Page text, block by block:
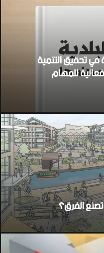
تحقيق التنمية
للمهام
الفرق؟